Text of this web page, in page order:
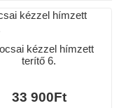
kézzel hímzett
terítő 6.
33 900Ft